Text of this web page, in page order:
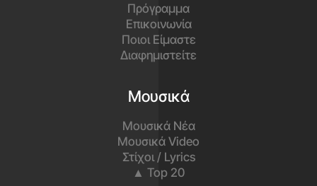
Πρόγραμμα
Επικοινωνία
Ποιοι Είμαστε
Διαφημιστείτε
Μουσικά
Μουσικά Νέα
Μουσικά Video
Στίχοι / Lyrics
▲ Top 20